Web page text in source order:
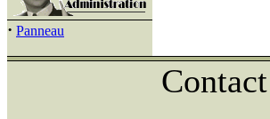
· Panneau